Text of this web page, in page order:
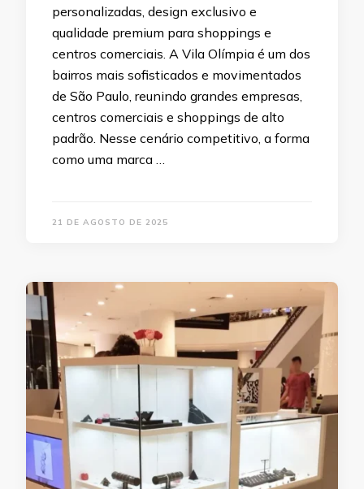
personalizadas, design exclusivo e
qualidade premium para shoppings e
centros comerciais. A Vila Olímpia é um dos
bairros mais sofisticados e movimentados
de São Paulo, reunindo grandes empresas,
centros comerciais e shoppings de alto
padrão. Nesse cenário competitivo, a forma
como uma marca …
21 DE AGOSTO DE 2025